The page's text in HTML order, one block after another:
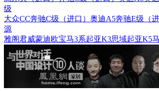
级
大众CC奔驰C级（进口） 奥迪A5奔驰E级（进
源
雅阁君威蒙迪欧宝马3系起亚K3思域起亚K5